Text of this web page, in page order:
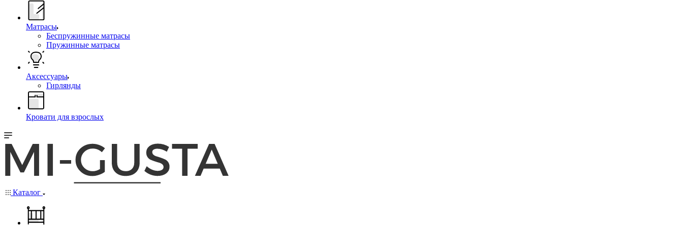
Матрасы
Беспружинные матрасы
Пружинные матрасы
Аксессуары
Гирлянды
Кровати для взрослых
Каталог